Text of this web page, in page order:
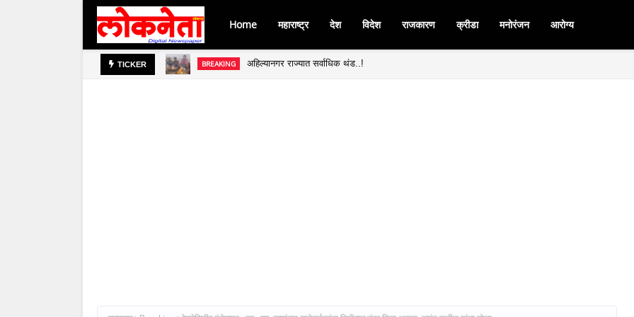
Home महाराष्ट्र देश विदेश राजकारण क्रीडा मनोरंजन आरोग्य
TICKER
BREAKING
BREAKING जिल्हा बँकेच्या चेअरमनपदी माजी आ. चंद्रशेखर घुले पाटील बिनविरोध